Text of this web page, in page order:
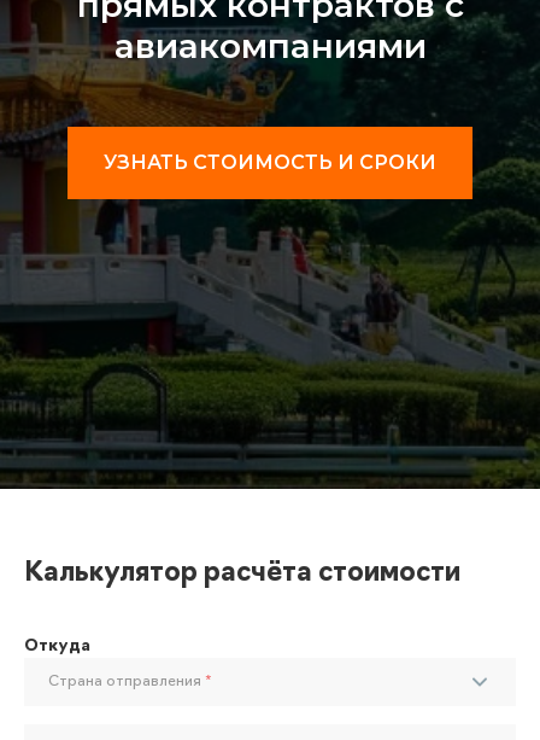
авиакомпаниями
УЗНАТЬ СТОИМОСТЬ И СРОКИ
Калькулятор расчёта стоимости
Откуда
Страна отправления *